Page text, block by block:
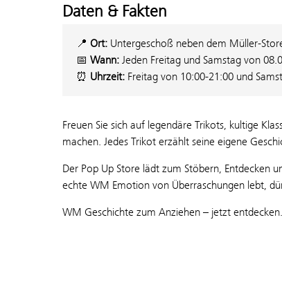
Daten & Fakten
📍 Ort: Untergeschoß neben dem Müller-
📅 Wann: Jeden Freitag und Samstag von
⏰ Uhrzeit: Freitag von 10:00-21:00 und
Freuen Sie sich auf legendäre Trikots, kultige
machen. Jedes Trikot erzählt seine eigene
Der Pop Up Store lädt zum Stöbern, Entdecken
echte WM Emotion von Überraschungen lebt,
WM Geschichte zum Anziehen – jetzt entdecken.